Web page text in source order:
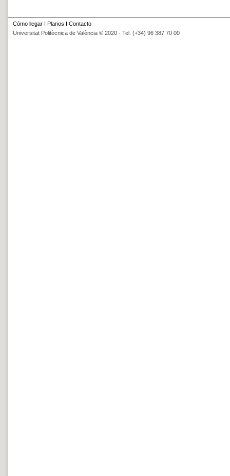
Cómo llegar I Planos I Contacto
Universitat Politècnica de València © 2020 · Tel. (+34) 96 387 70 00